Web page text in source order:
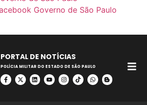
PORTAL DE NOTÍCIAS
POLÍCIA MILITAR DO ESTADO DE SÃO PAULO